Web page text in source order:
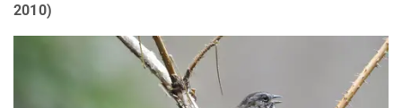
2010)